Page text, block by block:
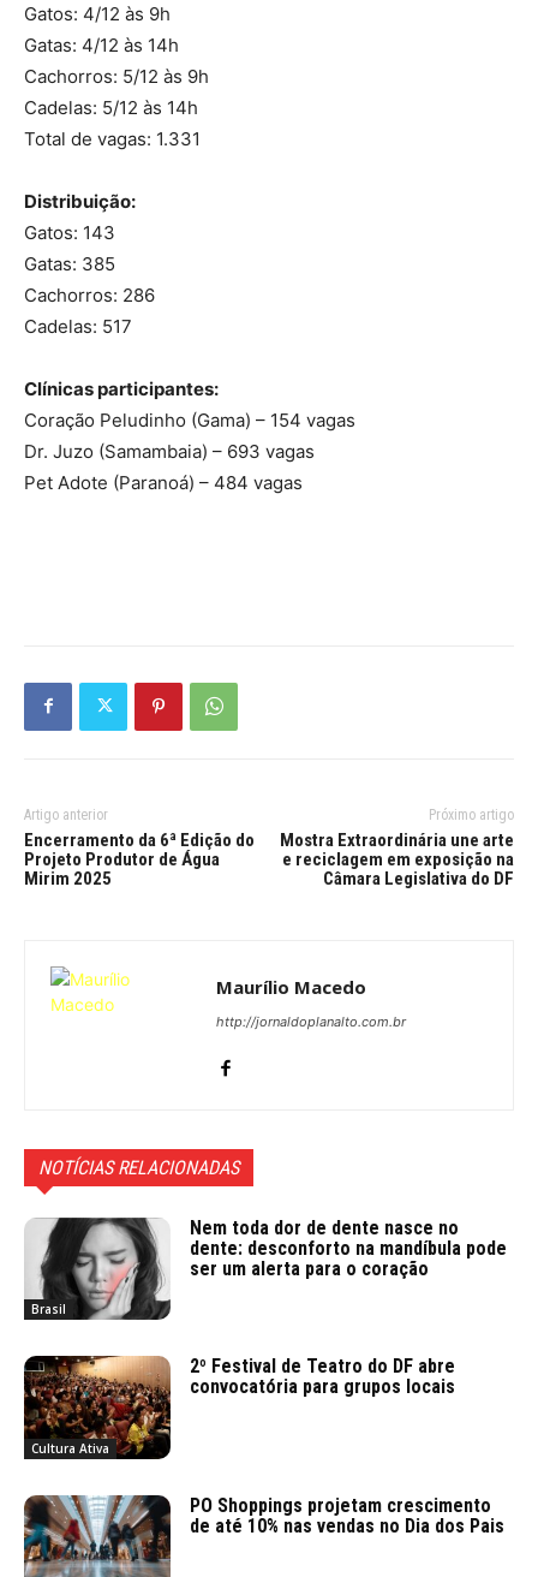
Gatos: 4/12 às 9h
Gatas: 4/12 às 14h
Cachorros: 5/12 às 9h
Cadelas: 5/12 às 14h
Total de vagas: 1.331
Distribuição:
Gatos: 143
Gatas: 385
Cachorros: 286
Cadelas: 517
Clínicas participantes:
Coração Peludinho (Gama) – 154 vagas
Dr. Juzo (Samambaia) – 693 vagas
Pet Adote (Paranoá) – 484 vagas
Artigo anterior
Encerramento da 6ª Edição do
Projeto Produtor de Água
Mirim 2025
Próximo artigo
Mostra Extraordinária une arte
e reciclagem em exposição na
Câmara Legislativa do DF
Maurílio Macedo
http://jornaldoplanalto.com.br
NOTÍCIAS RELACIONADAS
Brasil
Nem toda dor de dente nasce no
dente: desconforto na mandíbula pode
ser um alerta para o coração
Cultura Ativa
2º Festival de Teatro do DF abre
convocatória para grupos locais
PO Shoppings projetam crescimento
de até 10% nas vendas no Dia dos Pais